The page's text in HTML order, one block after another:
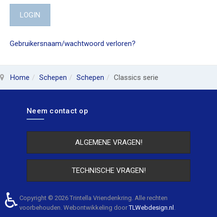
LOGIN
Gebruikersnaam/wachtwoord verloren?
Home Schepen Schepen Classics serie
Neem contact op
ALGEMENE VRAGEN!
TECHNISCHE VRAGEN!
Copyright © 2026 Trintella Vriendenkring. Alle rechten
voorbehouden. Webontwikkeling doorTLWebdesign.nl